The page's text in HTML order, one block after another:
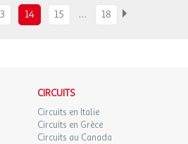
14 15 … 18
CIRCUITS
Circuits en Italie
Circuits en Grèce
Circuits au Canada